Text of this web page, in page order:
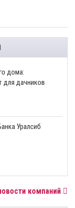
дома:
для дачников
Уралсиб
компаний